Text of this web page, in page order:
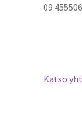
09
Katso